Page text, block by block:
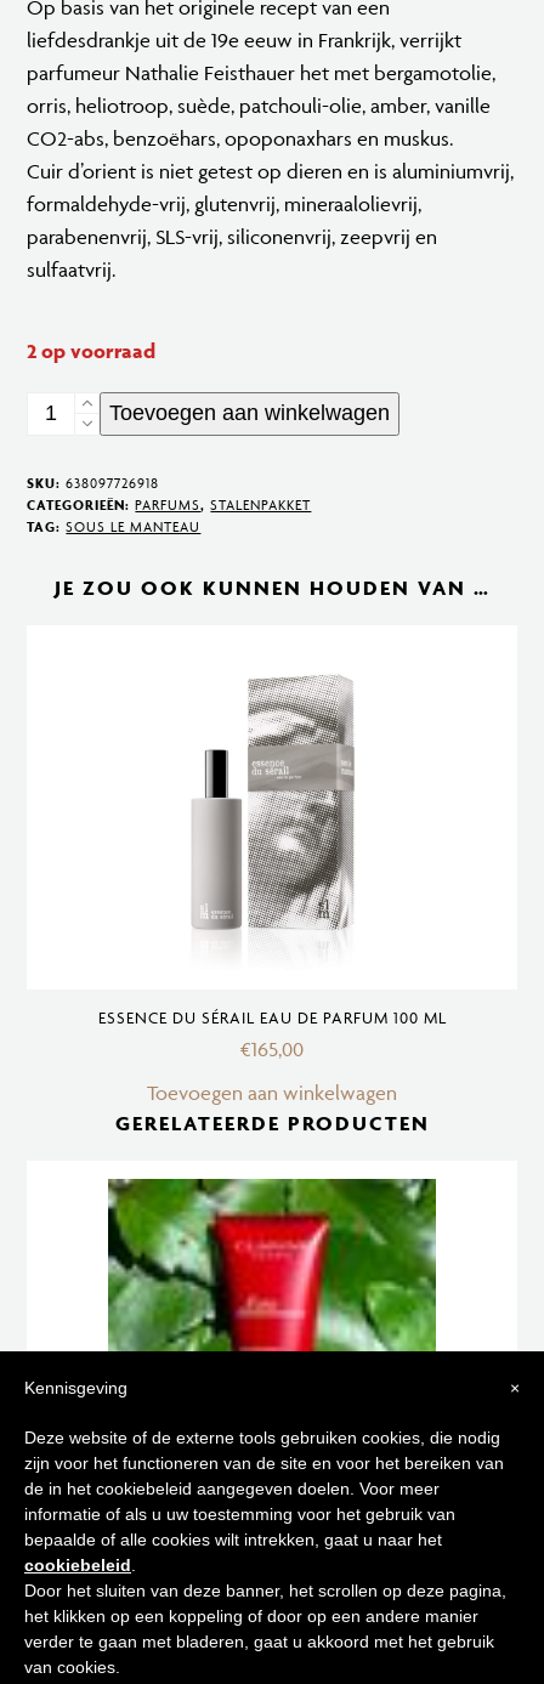
Op basis van het originele recept van een
liefdesdrankje uit de 19e eeuw in Frankrijk, verrijkt
parfumeur Nathalie Feisthauer het met bergamotolie,
orris, heliotroop, suède, patchouli-olie, amber, vanille
CO2-abs, benzoëhars, opoponaxhars en muskus.
Cuir d’orient is niet getest op dieren en is aluminiumvrij,
formaldehyde-vrij, glutenvrij, mineraalolievrij,
parabenenvrij, SLS-vrij, siliconenvrij, zeepvrij en
sulfaatvrij.
2 op voorraad
Cuir
d'Orient
de
Parfum
Toevoegen aan winkelwagen
SKU:638097726918
CATEGORIEËN:PARFUMS,STALENPAKKET
TAG:SOUS LE MANTEAU
JE ZOU OOK KUNNEN HOUDEN VAN …
ESSENCE DU SÉRAIL EAU DE PARFUM 100 ML
€165,00
Toevoegen aan winkelwagen
GERELATEERDE PRODUCTEN
EAU DYNAMISANTE LAIT HYDRATANT 250 ML
€47,00
Toevoegen aan winkelwagen
Tips voor
een stralende huid
Schrijf je in op onze nieuwsbrief en
ontvang de beste tips en promoties
Inschrijven
×
Kennisgeving
Deze website of de externe tools gebruiken cookies, die nodig
zijn voor het functioneren van de site en voor het bereiken van
de in het cookiebeleid aangegeven doelen. Voor meer
informatie of als u uw toestemming voor het gebruik van
bepaalde of alle cookies wilt intrekken, gaat u naar het
cookiebeleid
Door het sluiten van deze banner, het scrollen op deze pagina,
het klikken op een koppeling of door op een andere manier
verder te gaan met bladeren, gaat u akkoord met het gebruik
van cookies.